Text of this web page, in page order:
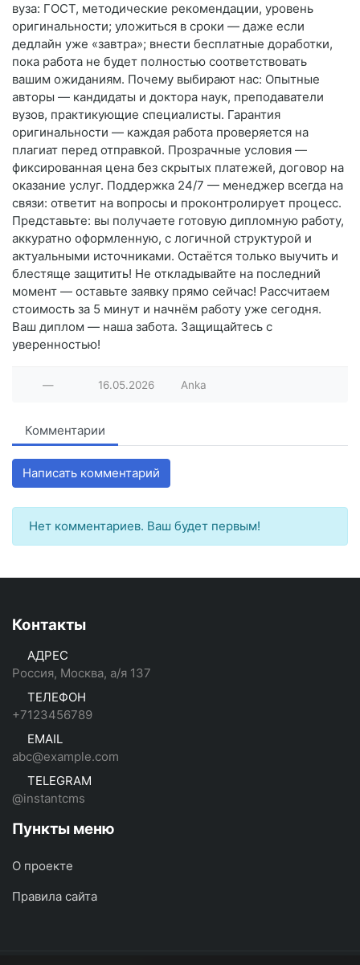
вуза: ГОСТ, методические рекомендации, уровень
оригинальности; уложиться в сроки — даже если
дедлайн уже «завтра»; внести бесплатные доработки,
пока работа не будет полностью соответствовать
вашим ожиданиям. Почему выбирают нас: Опытные
авторы — кандидаты и доктора наук, преподаватели
вузов, практикующие специалисты. Гарантия
оригинальности — каждая работа проверяется на
плагиат перед отправкой. Прозрачные условия —
фиксированная цена без скрытых платежей, договор на
оказание услуг. Поддержка 24/7 — менеджер всегда на
связи: ответит на вопросы и проконтролирует процесс.
Представьте: вы получаете готовую дипломную работу,
аккуратно оформленную, с логичной структурой и
актуальными источниками. Остаётся только выучить и
блестяще защитить! Не откладывайте на последний
момент — оставьте заявку прямо сейчас! Рассчитаем
стоимость за 5 минут и начнём работу уже сегодня.
Ваш диплом — наша забота. Защищайтесь с
уверенностью!
— 16.05.2026 Anka
Комментарии
Написать комментарий
Нет комментариев. Ваш будет первым!
Контакты
АДРЕС
Россия, Москва, а/я 137
ТЕЛЕФОН
+7123456789
EMAIL
abc@example.com
TELEGRAM
@instantcms
Пункты меню
О проекте
Правила сайта